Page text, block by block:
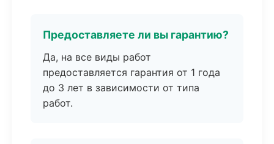
Предоставляете ли вы гарантию?
Да, на все виды работ
предоставляется гарантия от 1 года
до 3 лет в зависимости от типа
работ.